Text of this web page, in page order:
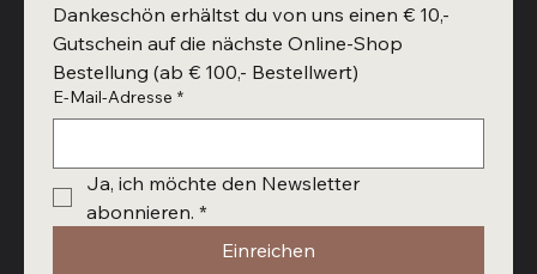
Dankeschön erhältst du von uns einen € 10,-
Gutschein auf die nächste Online-Shop
Bestellung (ab € 100,- Bestellwert)
E-Mail-Adresse *
Ja, ich möchte den Newsletter
abonnieren. *
Einreichen